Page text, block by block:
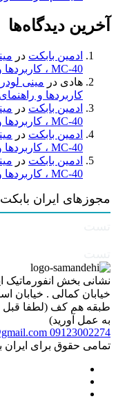
آخرین دیدگاه‌ها
ادمین بابکت در
MC-40 ، کاربردها و راهنمای خرید
هادی در
کاربردها و
ادمین بابکت در
MC-40 ، کاربردها و راهنمای خرید
ادمین بابکت در
MC-40 ، کاربردها و راهنمای خرید
ادمین بابکت در
MC-40 ، کاربردها و راهنمای خرید
مجوزهای ایران بابکت
نشانی بخش انفورماتیک
طبقه هم کف (لطفا قبل
به عمل آورید)
09123002274
تمامی حقوق برای